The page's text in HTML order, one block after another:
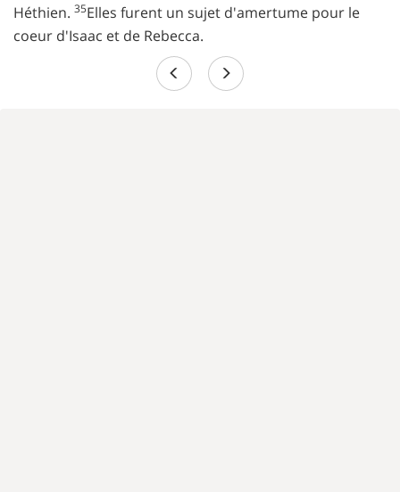
Héthien. 35Elles furent un sujet d'amertume pour le
coeur d'Isaac et de Rebecca.